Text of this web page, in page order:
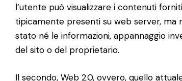
l’utente può visualizzare i contenuti
tipicamente presenti su web server, ma
stato né le informazioni, appannaggio
del sito o del proprietario.
Il secondo, Web 2.0, ovvero, quello